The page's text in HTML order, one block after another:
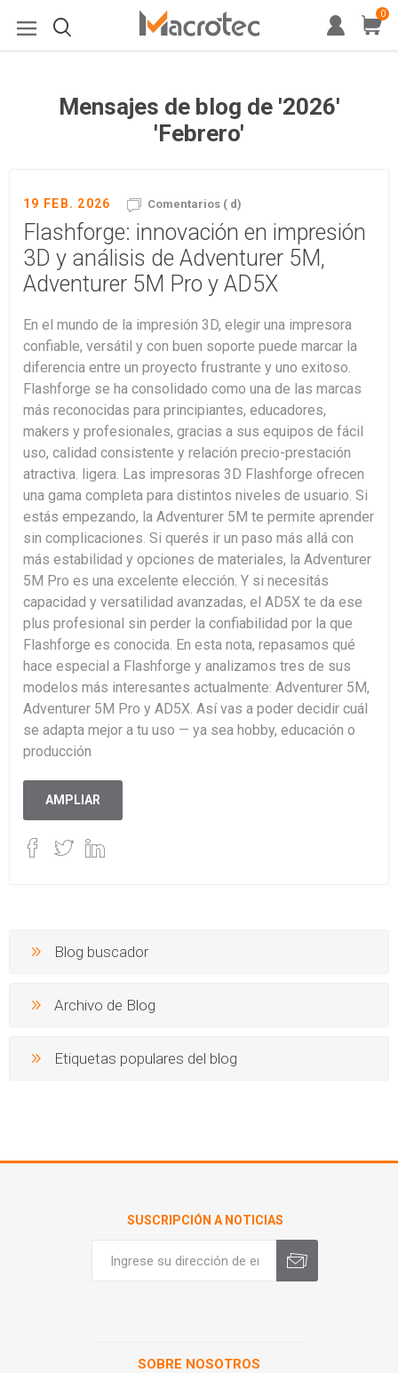
0
Mensajes de blog de '2026'
'Febrero'
19 FEB. 2026 Comentarios ( d)
Flashforge: innovación en impresión
3D y análisis de Adventurer 5M,
Adventurer 5M Pro y AD5X
En el mundo de la impresión 3D, elegir una impresora
confiable, versátil y con buen soporte puede marcar la
diferencia entre un proyecto frustrante y uno exitoso.
Flashforge se ha consolidado como una de las marcas
más reconocidas para principiantes, educadores,
makers y profesionales, gracias a sus equipos de fácil
uso, calidad consistente y relación precio-prestación
atractiva. ligera. Las impresoras 3D Flashforge ofrecen
una gama completa para distintos niveles de usuario. Si
estás empezando, la Adventurer 5M te permite aprender
sin complicaciones. Si querés ir un paso más allá con
más estabilidad y opciones de materiales, la Adventurer
5M Pro es una excelente elección. Y si necesitás
capacidad y versatilidad avanzadas, el AD5X te da ese
plus profesional sin perder la confiabilidad por la que
Flashforge es conocida. En esta nota, repasamos qué
hace especial a Flashforge y analizamos tres de sus
modelos más interesantes actualmente: Adventurer 5M,
Adventurer 5M Pro y AD5X. Así vas a poder decidir cuál
se adapta mejor a tu uso — ya sea hobby, educación o
producción
AMPLIAR
Blog buscador
Archivo de Blog
Etiquetas populares del blog
SUSCRIPCIÓN A NOTICIAS
SOBRE NOSOTROS